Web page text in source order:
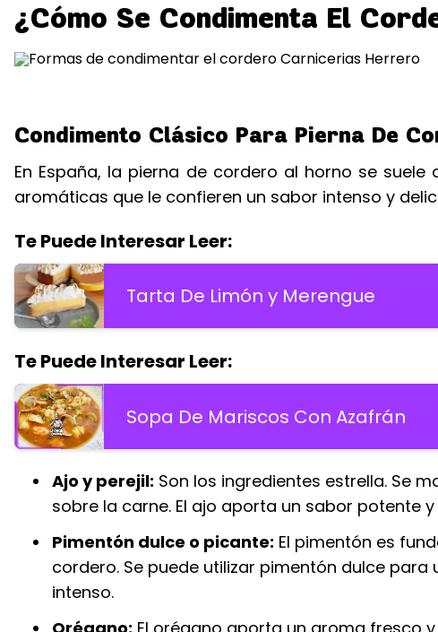
¿Cómo Se Condimenta El
Condimento Clásico Para Pierna De
En España, la pierna de cordero al horno se
aromáticas que le confieren un sabor intenso y
Te Puede Interesar Leer:
Tarta De Limón y Merengue
Te Puede Interesar Leer:
Sopa De Mariscos Con Azafrán
Ajo y perejil: Son los ingredientes estrella. Se
sobre la carne. El ajo aporta un sabor potente
Pimentón dulce o picante: El pimentón es
cordero. Se puede utilizar pimentón dulce
intenso.